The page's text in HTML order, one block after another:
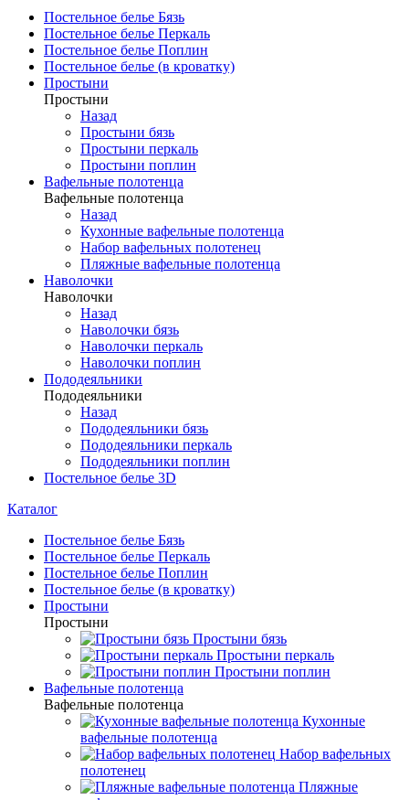
Постельное белье Бязь
Постельное белье Перкаль
Постельное белье Поплин
Постельное белье (в кроватку)
Простыни
Простыни
Назад
Простыни бязь
Простыни перкаль
Простыни поплин
Вафельные полотенца
Вафельные полотенца
Назад
Кухонные вафельные полотенца
Набор вафельных полотенец
Пляжные вафельные полотенца
Наволочки
Наволочки
Назад
Наволочки бязь
Наволочки перкаль
Наволочки поплин
Пододеяльники
Пододеяльники
Назад
Пододеяльники бязь
Пододеяльники перкаль
Пододеяльники поплин
Постельное белье 3D
Каталог
Постельное белье Бязь
Постельное белье Перкаль
Постельное белье Поплин
Постельное белье (в кроватку)
Простыни
Простыни
Простыни бязь
Простыни перкаль
Простыни поплин
Вафельные полотенца
Вафельные полотенца
Кухонные
вафельные полотенца
Набор вафельных
полотенец
Пляжные